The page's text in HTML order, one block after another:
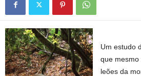
Um estudo
que mesmo
leões da